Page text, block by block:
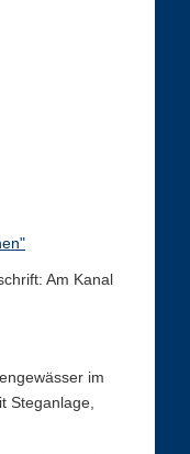
Am Kanal
im
Steganlage,